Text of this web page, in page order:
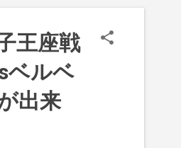
王座戦
ベルベ
出来